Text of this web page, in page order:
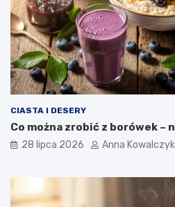
CIASTA I DESERY
Co można zrobić z borówek –
28 lipca 2026 Anna Kowalczyk